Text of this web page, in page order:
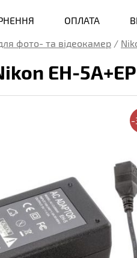
ОПЛАТА
фото- та відеокамер /
EH-
-